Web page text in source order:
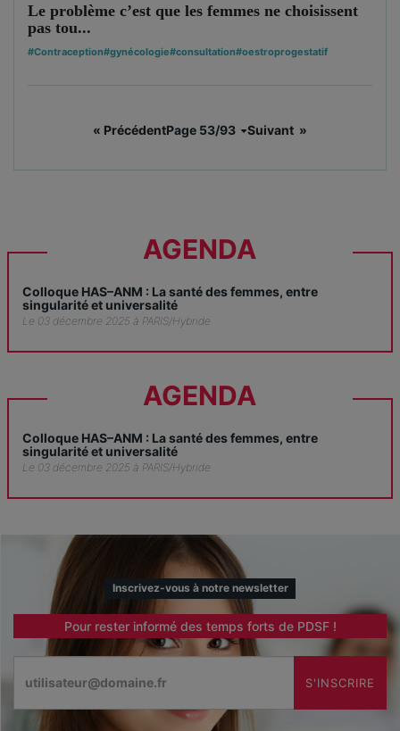
Le problème c’est que les femmes ne choisissent
pas tou...
#Contraception#gynécologie#consultation#oestroprogestatif
« PrécédentPage 53/93 Suivant »
AGENDA
Colloque HAS–ANM : La santé des femmes, entre
singularité et universalité
Le 03 décembre 2025 à PARIS/Hybride
AGENDA
Colloque HAS–ANM : La santé des femmes, entre
singularité et universalité
Le 03 décembre 2025 à PARIS/Hybride
Inscrivez-vous à notre newsletter
Pour rester informé des temps forts de PDSF !
S'INSCRIRE